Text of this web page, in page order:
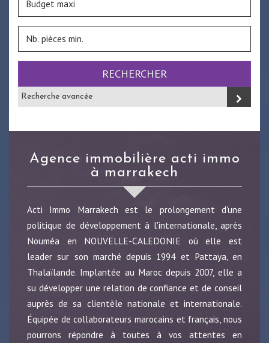
RECHERCHER
Recherche avancée
agence immobilière acti immo
à marrakech
Acti Immo Marrakech est le prolongement d'une
politique de développement à l'internationale, après
Nouméa en NOUVELLE-CALEDONIE où elle est
leader sur son marché depuis 1994 et Pattaya, en
Thalaïlande. Implantée au Maroc depuis 2007, elle a
su développer une relation de confiance et de conseil
auprès de sa clientèle nationale et internationale.
Équipée de collaborateurs marocains et français, nous
pourrons répondre à toutes à vos attentes en